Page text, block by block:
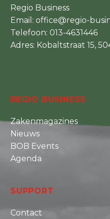
Regio Business
Email: office@regio-
Telefoon: 013-4631446
Adres: Kobaltstraat 15,
REGIO BUSINESS
Zakenmagazines
Nieuws
BOB Events
Agenda
SUPPORT
Contact